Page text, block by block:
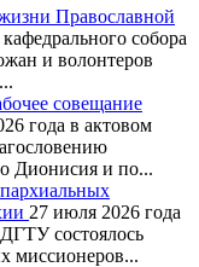
Православной
собора
и волонтеров
совещание
года в актовом
Дионисия и по...
27 июля 2026 года
состоялось
миссионеров...